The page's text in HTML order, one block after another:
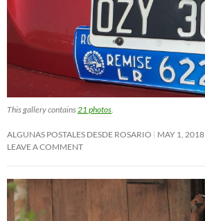
This gallery contains 21 photos
ALGUNAS POSTALES DESDE ROSARIO MAY 1, 2018
LEAVE A COMMENT